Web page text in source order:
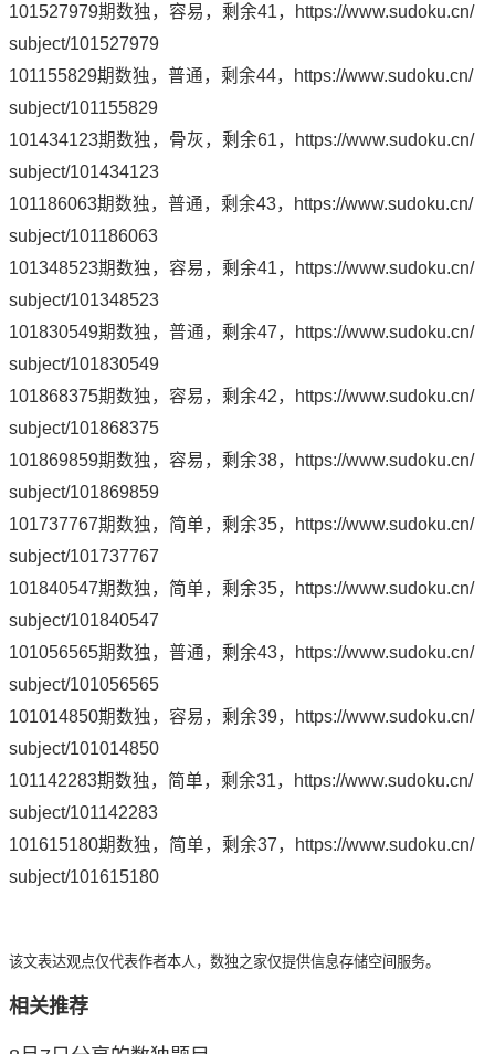
101527979期数独，容易，剩余41，
https://www.sudoku.cn/
subject/101527979
101155829期数独，普通，剩余44，
https://www.sudoku.cn/
subject/101155829
101434123期数独，骨灰，剩余61，
https://www.sudoku.cn/
subject/101434123
101186063期数独，普通，剩余43，
https://www.sudoku.cn/
subject/101186063
101348523期数独，容易，剩余41，
https://www.sudoku.cn/
subject/101348523
101830549期数独，普通，剩余47，
https://www.sudoku.cn/
subject/101830549
101868375期数独，容易，剩余42，
https://www.sudoku.cn/
subject/101868375
101869859期数独，容易，剩余38，
https://www.sudoku.cn/
subject/101869859
101737767期数独，简单，剩余35，
https://www.sudoku.cn/
subject/101737767
101840547期数独，简单，剩余35，
https://www.sudoku.cn/
subject/101840547
101056565期数独，普通，剩余43，
https://www.sudoku.cn/
subject/101056565
101014850期数独，容易，剩余39，
https://www.sudoku.cn/
subject/101014850
101142283期数独，简单，剩余31，
https://www.sudoku.cn/
subject/101142283
101615180期数独，简单，剩余37，
https://www.sudoku.cn/
subject/101615180
该文表达观点仅代表作者本人，数独之家仅提供信息存储空间服务。
相关推荐